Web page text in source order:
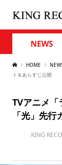
NEWS
HOME
ト＆あらすじ公開
TVアニメ「
「光」先
KING